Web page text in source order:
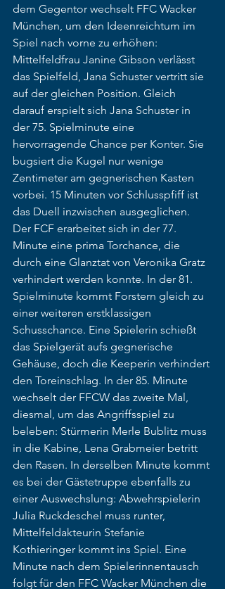
dem Gegentor wechselt FFC Wacker
München, um den Ideenreichtum im
Spiel nach vorne zu erhöhen:
Mittelfeldfrau Janine Gibson verlässt
das Spielfeld, Jana Schuster vertritt sie
auf der gleichen Position. Gleich
darauf erspielt sich Jana Schuster in
der 75. Spielminute eine
hervorragende Chance per Konter. Sie
bugsiert die Kugel nur wenige
Zentimeter am gegnerischen Kasten
vorbei. 15 Minuten vor Schlusspfiff ist
das Duell inzwischen ausgeglichen.
Der FCF erarbeitet sich in der 77.
Minute eine prima Torchance, die
durch eine Glanztat von Veronika Gratz
verhindert werden konnte. In der 81.
Spielminute kommt Forstern gleich zu
einer weiteren erstklassigen
Schusschance. Eine Spielerin schießt
das Spielgerät aufs gegnerische
Gehäuse, doch die Keeperin verhindert
den Toreinschlag. In der 85. Minute
wechselt der FFCW das zweite Mal,
diesmal, um das Angriffsspiel zu
beleben: Stürmerin Merle Bublitz muss
in die Kabine, Lena Grabmeier betritt
den Rasen. In derselben Minute kommt
es bei der Gästetruppe ebenfalls zu
einer Auswechslung: Abwehrspielerin
Julia Ruckdeschel muss runter,
Mittelfeldakteurin Stefanie
Kothieringer kommt ins Spiel. Eine
Minute nach dem Spielerinnentausch
folgt für den FFC Wacker München die